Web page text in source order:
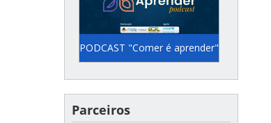
PODCAST "Comer é aprender"
Semanalmente pelo canal
do YouTube do FNDE
(@fndemec) ou no Spotify
Parceiros